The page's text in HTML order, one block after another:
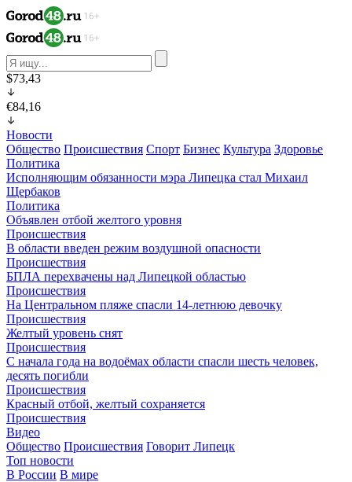
$73,43
€84,16
Новости
Общество Происшествия Спорт Бизнес Культура Здоровье
Политика
Исполняющим обязанности мэра Липецка стал Михаил
Щербаков
Политика
Объявлен отбой желтого уровня
Происшествия
В области введен режим воздушной опасности
Происшествия
БПЛА перехвачены над Липецкой областью
Происшествия
На Центральном пляже спасли 14-летнюю девочку
Происшествия
Желтый уровень снят
Происшествия
С начала года на водоёмах области спасли шесть человек,
десять погибли
Происшествия
Красный отбой, желтый сохраняется
Происшествия
Видео
Общество Происшествия Говорит Липецк
Топ новости
В России В мире